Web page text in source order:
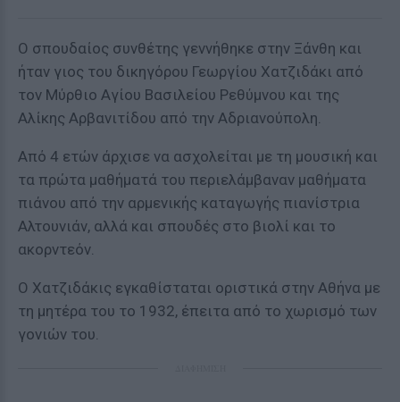
Ο σπουδαίος συνθέτης γεννήθηκε στην Ξάνθη και
ήταν γιος του δικηγόρου Γεωργίου Χατζιδάκι από
τον Μύρθιο Αγίου Βασιλείου Ρεθύμνου και της
Αλίκης Αρβανιτίδου από την Αδριανούπολη.
Από 4 ετών άρχισε να ασχολείται με τη μουσική και
τα πρώτα μαθήματά του περιελάμβαναν μαθήματα
πιάνου από την αρμενικής καταγωγής πιανίστρια
Αλτουνιάν, αλλά και σπουδές στο βιολί και το
ακορντεόν.
Ο Χατζιδάκις εγκαθίσταται οριστικά στην Αθήνα με
τη μητέρα του το 1932, έπειτα από το χωρισμό των
γονιών του.